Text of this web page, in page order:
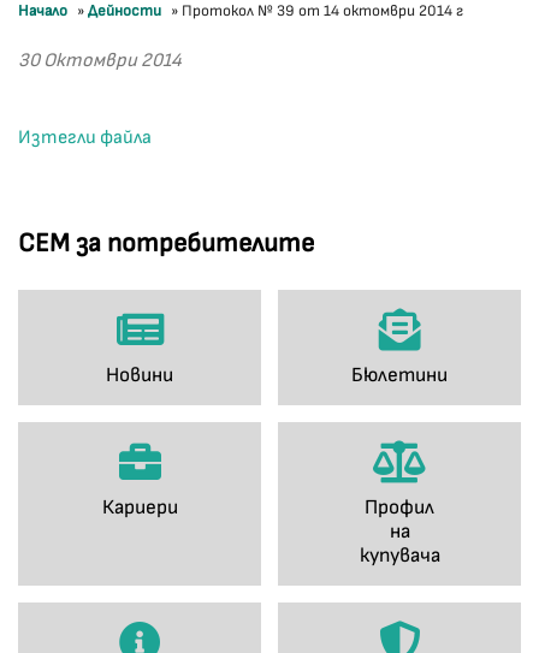
СЕМ за потребителите
Новини Бюлетини
Кариери
Профил
на
купувача
Начало »Дейности » Протокол № 39 от 14 октомври 2014 г
30 Октомври 2014
Изтегли файла